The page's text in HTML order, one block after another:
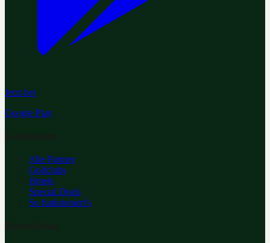
Jetzt bei
Google Play
Alle Partner
Golfclubs
Hotels
Special Deals
So funktioniert's